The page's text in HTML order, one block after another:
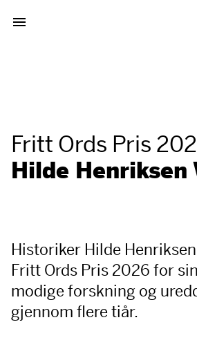
Fritt Ords Pris
Hilde Henriksen
Historiker Hilde
Fritt Ords Pris 2026 for
modige forskning og
gjennom flere tiår.